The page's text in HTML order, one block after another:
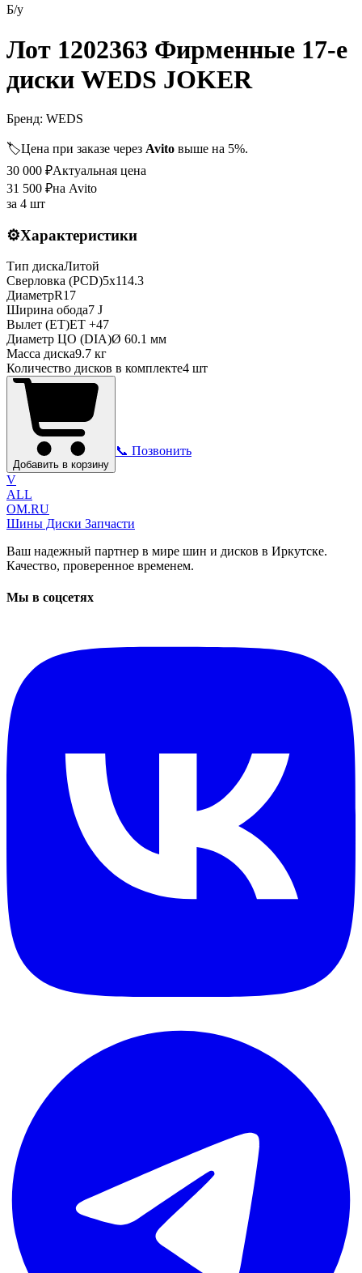
Б/у
Лот 1202363 Фирменные 17-е
диски WEDS JOKER
Бренд: WEDS
🏷️Цена при заказе через Avito выше на 5%.
30 000 ₽Актуальная цена
31 500 ₽на Avito
за 4 шт
⚙️Характеристики
Тип дискаЛитой
Сверловка (PCD)5x114.3
ДиаметрR17
Ширина обода7 J
Вылет (ET)ET +47
Диаметр ЦО (DIA)Ø 60.1 мм
Масса диска9.7 кг
Количество дисков в комплекте4 шт
Добавить в корзину
📞 Позвонить
V
ALL
OM.RU
Шины Диски Запчасти
Ваш надежный партнер в мире шин и дисков в Иркутске.
Качество, проверенное временем.
Мы в соцсетях